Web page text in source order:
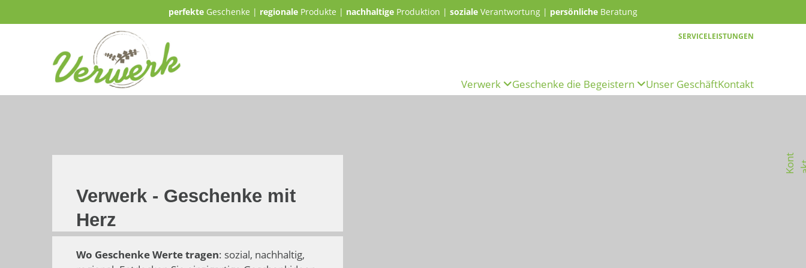
K
o
n
t
a
k
perfekte Geschenke | regionale Produkte | nachhaltige Produktion | soziale Verantwortung | persönliche Beratung
SERVICELEISTUNGEN
Verwerk Geschenke die Begeistern Unser GeschäftKontakt
Verwerk - Geschenke mit
Herz
Wo Geschenke Werte tragen: sozial, nach­haltig,